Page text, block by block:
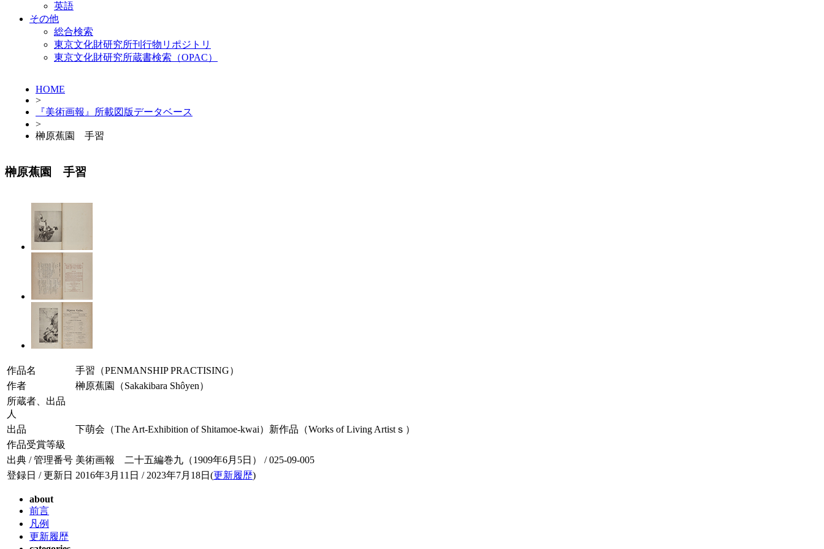
英語
その他
総合検索
東京文化財研究所刊行物リポジトリ
東京文化財研究所蔵書検索（OPAC）
HOME
>
『美術画報』所載図版データベース
>
榊原蕉園 手習
榊原蕉園 手習
作品名
手習（PENMANSHIP PRACTISING）
作者
榊原蕉園（Sakakibara Shôyen）
所蔵者、出品
人
出品
下萌会（The Art-Exhibition of Shitamoe-kwai）新作品（Works of Living Artistｓ）
作品受賞等級
出典 / 管理番号 美術画報 二十五編巻九（1909年6月5日） / 025-09-005
登録日 / 更新日 2016年3月11日 / 2023年7月18日(更新履歴)
about
前言
凡例
更新履歴